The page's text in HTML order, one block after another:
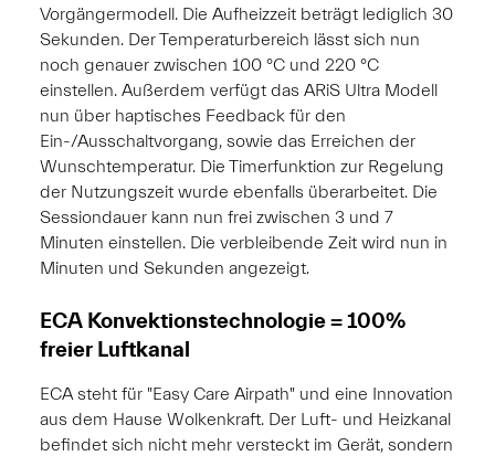
Vorgängermodell. Die Aufheizzeit beträgt lediglich 30
Sekunden. Der Temperaturbereich lässt sich nun
noch genauer zwischen 100 °C und 220 °C
einstellen. Außerdem verfügt das ARiS Ultra Modell
nun über haptisches Feedback für den
Ein-/Ausschaltvorgang, sowie das Erreichen der
Wunschtemperatur. Die Timerfunktion zur Regelung
der Nutzungszeit wurde ebenfalls überarbeitet. Die
Sessiondauer kann nun frei zwischen 3 und 7
Minuten einstellen. Die verbleibende Zeit wird nun in
Minuten und Sekunden angezeigt.
ECA Konvektionstechnologie = 100%
freier Luftkanal
ECA steht für "Easy Care Airpath" und eine Innovation
aus dem Hause Wolkenkraft. Der Luft- und Heizkanal
befindet sich nicht mehr versteckt im Gerät, sondern